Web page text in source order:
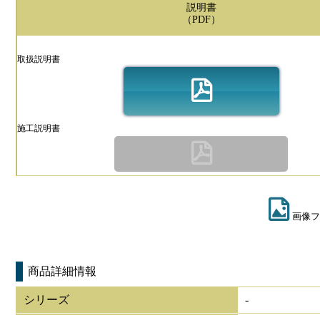
説明書
（PDF）
取扱説明書
施工説明書
画像
商品詳細情報
シリーズ -